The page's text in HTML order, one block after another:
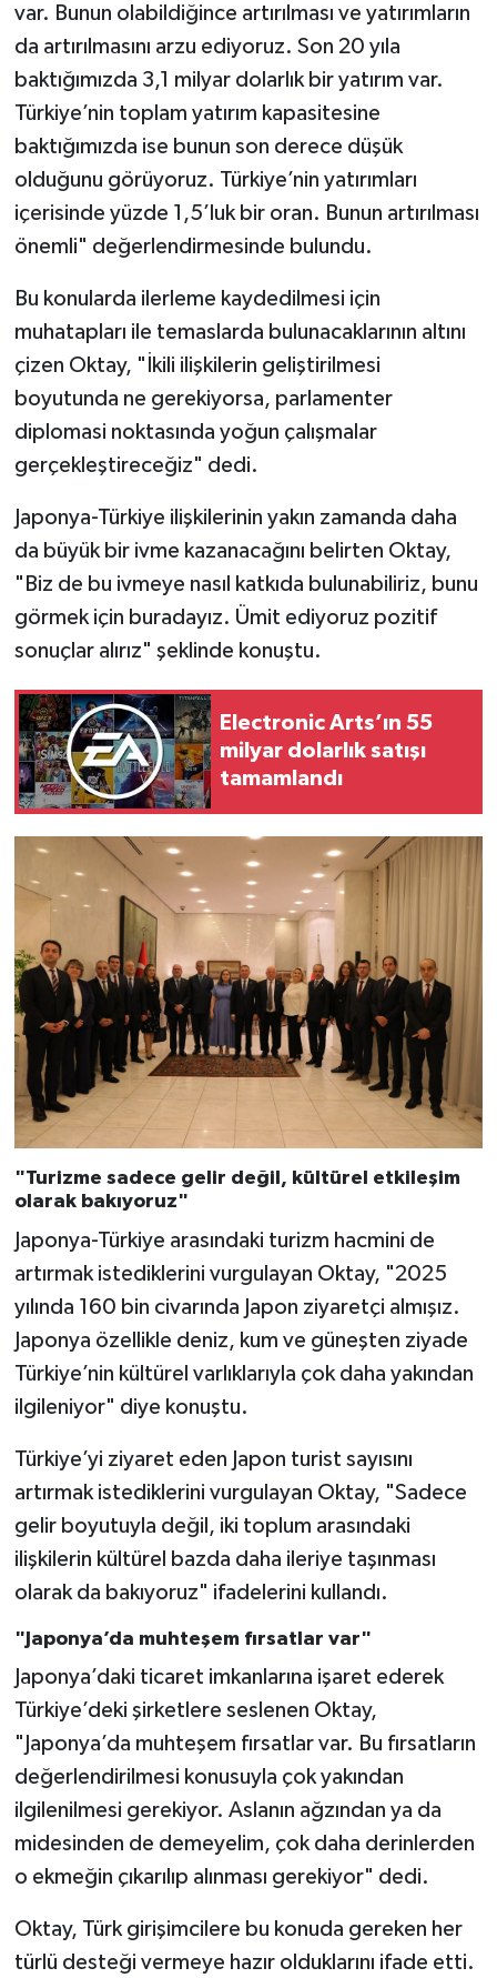
var. Bunun olabildiğince artırılması ve yatırımların
da artırılmasını arzu ediyoruz. Son 20 yıla
baktığımızda 3,1 milyar dolarlık bir yatırım var.
Türkiye’nin toplam yatırım kapasitesine
baktığımızda ise bunun son derece düşük
olduğunu görüyoruz. Türkiye’nin yatırımları
içerisinde yüzde 1,5’luk bir oran. Bunun artırılması
önemli" değerlendirmesinde bulundu.
Bu konularda ilerleme kaydedilmesi için
muhatapları ile temaslarda bulunacaklarının altını
çizen Oktay, "İkili ilişkilerin geliştirilmesi
boyutunda ne gerekiyorsa, parlamenter
diplomasi noktasında yoğun çalışmalar
gerçekleştireceğiz" dedi.
Japonya-Türkiye ilişkilerinin yakın zamanda daha
da büyük bir ivme kazanacağını belirten Oktay,
"Biz de bu ivmeye nasıl katkıda bulunabiliriz, bunu
görmek için buradayız. Ümit ediyoruz pozitif
sonuçlar alırız" şeklinde konuştu.
Electronic Arts’ın 55
milyar dolarlık satışı
tamamlandı
"Turizme sadece gelir değil, kültürel etkileşim
olarak bakıyoruz"
Japonya-Türkiye arasındaki turizm hacmini de
artırmak istediklerini vurgulayan Oktay, "2025
yılında 160 bin civarında Japon ziyaretçi almışız.
Japonya özellikle deniz, kum ve güneşten ziyade
Türkiye’nin kültürel varlıklarıyla çok daha yakından
ilgileniyor" diye konuştu.
Türkiye’yi ziyaret eden Japon turist sayısını
artırmak istediklerini vurgulayan Oktay, "Sadece
gelir boyutuyla değil, iki toplum arasındaki
ilişkilerin kültürel bazda daha ileriye taşınması
olarak da bakıyoruz" ifadelerini kullandı.
"Japonya’da muhteşem fırsatlar var"
Japonya’daki ticaret imkanlarına işaret ederek
Türkiye’deki şirketlere seslenen Oktay,
"Japonya’da muhteşem fırsatlar var. Bu fırsatların
değerlendirilmesi konusuyla çok yakından
ilgilenilmesi gerekiyor. Aslanın ağzından ya da
midesinden de demeyelim, çok daha derinlerden
o ekmeğin çıkarılıp alınması gerekiyor" dedi.
Oktay, Türk girişimcilere bu konuda gereken her
türlü desteği vermeye hazır olduklarını ifade etti.